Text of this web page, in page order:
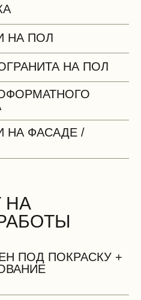
НА ПОЛ
НА ПОЛ
НА ФАСАДЕ /
НА
ПОД ПОКРАСКУ +